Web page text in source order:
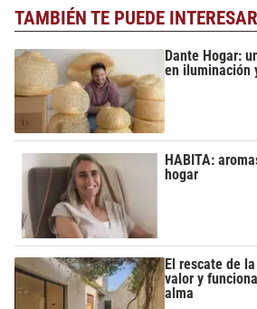
TAMBIÉN TE PUEDE INTERESAR
Dante Hogar:
en iluminación
HABITA:
hogar
El rescate de
valor y
alma